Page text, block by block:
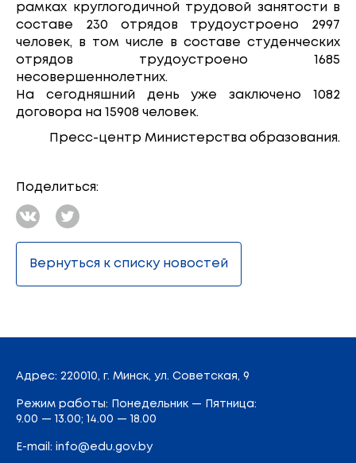
рамках круглогодичной трудовой занятости в
составе 230 отрядов трудоустроено 2997
человек, в том числе в составе студенческих
отрядов трудоустроено 1685
несовершеннолетних.
На сегодняшний день уже заключено 1082
договора на 15908 человек.
Пресс-центр Министерства образования.
Поделиться:
Вернуться к списку новостей
Адрес: 220010, г. Минск, ул. Советская, 9
Режим работы: Понедельник — Пятница:
9.00 — 13.00; 14.00 — 18.00
E-mail: info@edu.gov.by